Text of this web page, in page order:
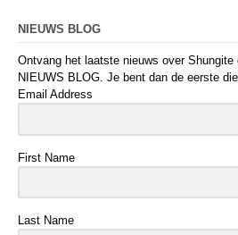
NIEUWS BLOG
Ontvang het laatste nieuws over Shungite
NIEUWS BLOG. Je bent dan de eerste
Email Address
First Name
Last Name